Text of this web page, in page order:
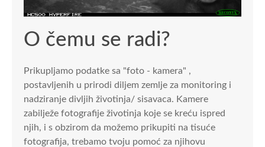
O čemu se radi?
Prikupljamo podatke sa "foto - kamera" ,
postavljenih u prirodi diljem zemlje za monitoring i
nadziranje divljih životinja/ sisavaca. Kamere
zabilježe fotografije životinja koje se kreću ispred
njih, i s obzirom da možemo prikupiti na tisuće
fotografija, trebamo tvoju pomoć za njihovu